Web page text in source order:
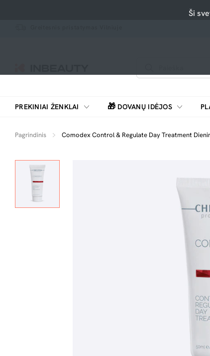
PREKINIAI ŽENKLAI 🎁 DOVANŲ IDĖJOS
Pagrindinis Comodex Control & Regulate Day Treatment
Ši